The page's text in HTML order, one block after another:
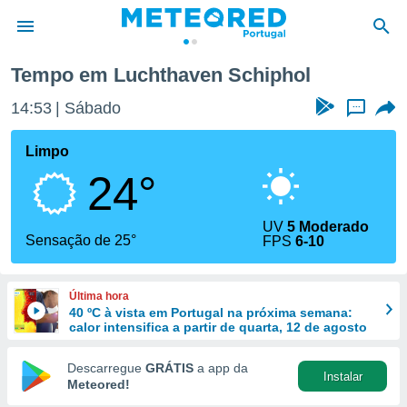
da
foi
fornecidas
a este
das
e
forma
digital
Tempo em Luchthaven Schiphol
14:53 Sábado ...
Limpo
24°
Sensação de 25°
UV5 Moderado
FPS6-10
Última hora
40 ºC à vista em Portugal na próxima semana:
calor intensifica a partir de quarta, 12 de agosto
Descarregue GRÁTIS a app da
Meteored!
Instalar